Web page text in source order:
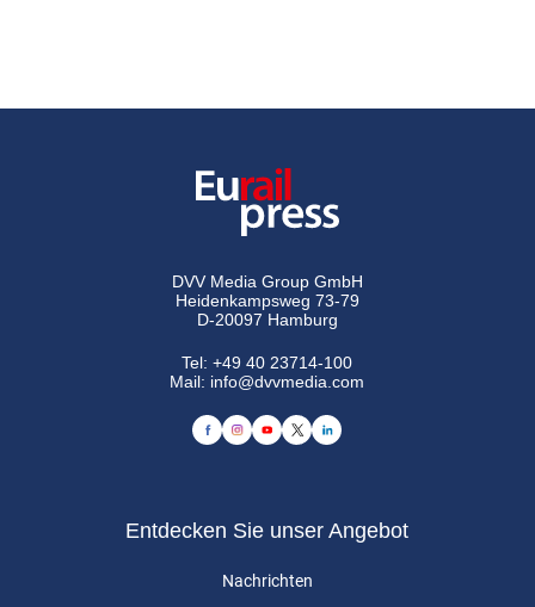
DVV Media Group GmbH
Heidenkampsweg 73-79
D-20097 Hamburg
Tel:+49 40 23714-100
Mail: info@dvvmedia.com
Entdecken Sie unser Angebot
Nachrichten